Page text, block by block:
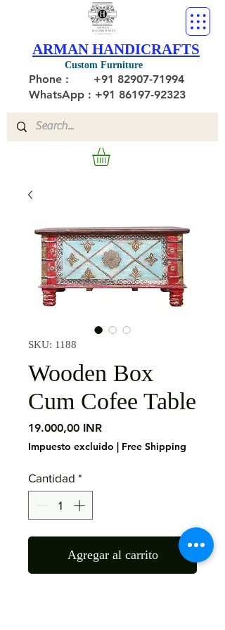
Custom Furniture
ARMAN HANDICRAFTS
Phone : +91 82907-71994
WhatsApp : +91 86197-92323
SKU: 1188
Wooden Box
Cum Cofee Table
19.000,00 INRPrecio
Impuesto excluido | Free Shipping
Cantidad *
Agregar al carrito